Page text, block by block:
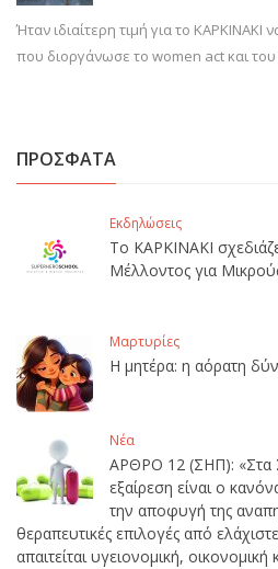
Ήταν ιδιαίτερη τιμή για το ΚΑΡΚΙΝΑΚΙ
που διοργάνωσε το women act και
ΠΡΟΣΦΑΤΑ
Εκδηλώσεις
Το ΚΑΡΚΙΝΑΚΙ
Μέλλοντος για
Μαρτυρίες
Η μητέρα: η αόρατη
Νέα
ΑΡΘΡΟ 12 (ΣΗΠ): «Στα
εξαίρεση είναι ο
την αποφυγή της
θεραπευτικές επιλογές από
απαιτείται υγειονομική, οικονομική